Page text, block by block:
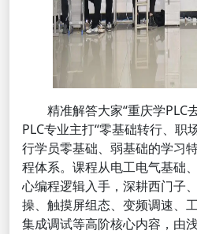
精准解答大家“重庆学PLC
PLC专业主打“零基础转行、职
行学员零基础、弱基础的学习
程体系。课程从电工电气基础
心编程逻辑入手，深耕西门子
操、触摸屏组态、变频调速、
集成调试等高阶核心内容，由